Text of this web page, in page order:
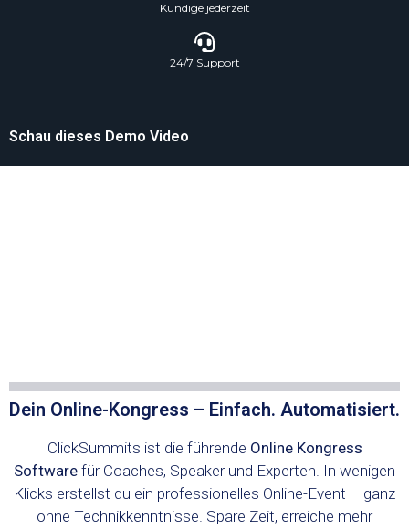
Kündige jederzeit
24/7 Support
Schau dieses Demo Video
Dein Online-Kongress – Einfach. Automatisiert.
ClickSummits ist die führende Online Kongress
Software für Coaches, Speaker und Experten. In wenigen
Klicks erstellst du ein professionelles Online-Event – ganz
ohne Technikkenntnisse. Spare Zeit, erreiche mehr